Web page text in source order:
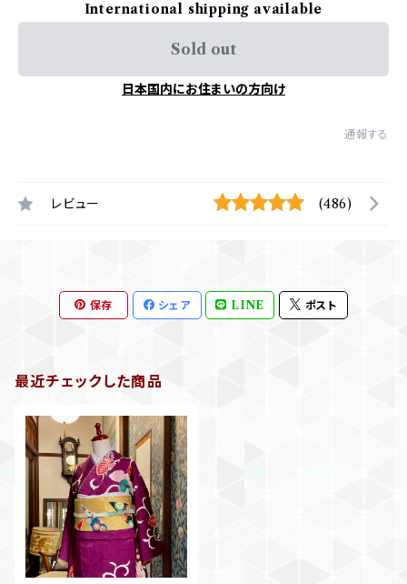
International shipping available
Sold out
日本国内にお住まいの方向け
通報する
レビュー (486)
保存 シェア LINE ポスト
最近チェックした商品